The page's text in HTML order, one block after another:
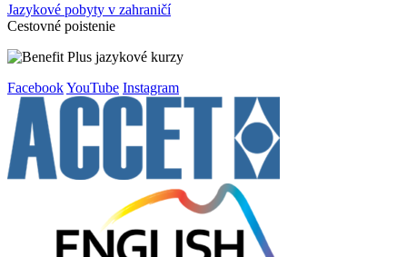
Jazykové pobyty v zahraničí
Cestovné poistenie
FacebookYouTube Instagram